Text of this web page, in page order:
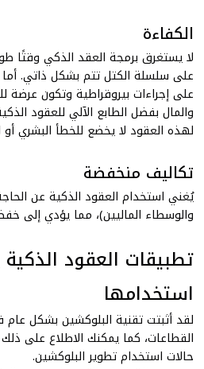
الكفاءة
لا يستغرق برمجة العقد الذكي وقتًا
على سلسلة الكتل تتم بشكل ذاتي. أما
على إجراءات بيروقراطية وتكون عرضة
والمال بفضل الطابع الآلي للعقود
لهذه العقود لا يخضع للخطأ البشري أو
تكاليف منخفضة
يُغني استخدام العقود الذكية عن
والوسطاء الماليين)، مما يؤدي إلى
تطبيقات العقود الذكية
استخدامها
لقد أثبتت تقنية البلوكشين بشكل
القطاعات، كما يمكنك الاطلاع على
حالات استخدام تطوير البلوكشين.